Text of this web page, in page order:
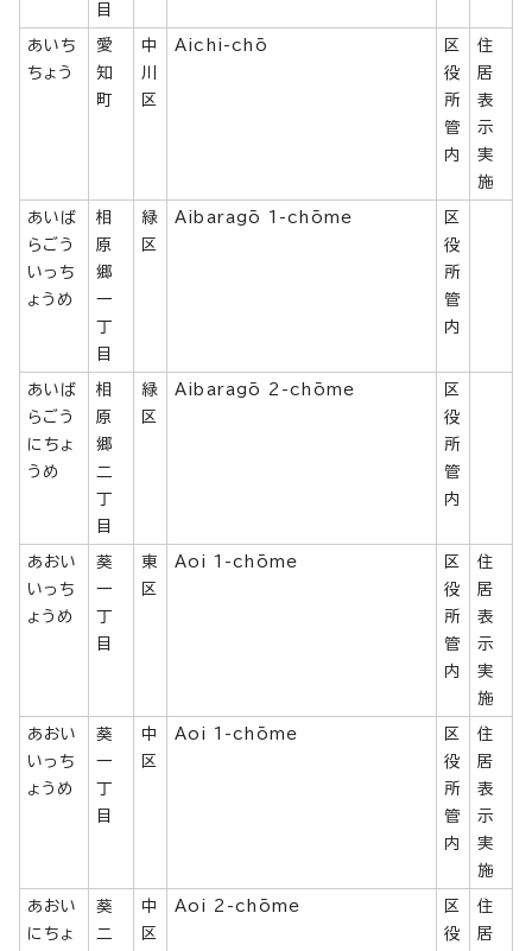
目
あいち
ちょう
愛
知
町
中
川
区
Aichi-chō
区
役
所
管
内
住
居
表
示
実
施
あいば
らごう
いっち
ょうめ
相
原
郷
一
丁
目
緑
区
Aibaragō 1-chōme
区
役
所
管
内
あいば
らごう
にちょ
うめ
相
原
郷
二
丁
目
緑
区
Aibaragō 2-chōme
区
役
所
管
内
あおい
いっち
ょうめ
葵
一
丁
目
東
区
Aoi 1-chōme
区
役
所
管
内
住
居
表
示
実
施
あおい
いっち
ょうめ
葵
一
丁
目
中
区
Aoi 1-chōme
区
役
所
管
内
住
居
表
示
実
施
あおい
にちょ
葵
二
中
区
Aoi 2-chōme
区
役
住
居